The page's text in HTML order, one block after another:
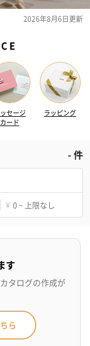
2026年8月6日更新
セージ
カード
ラッピング
-件
¥ 0 ~ 上限なし
す
タログの作成が
ら